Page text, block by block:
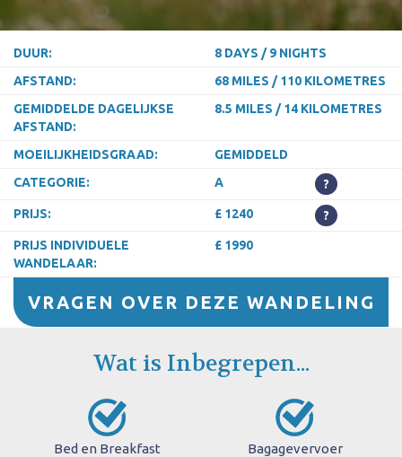
DUUR:
8 DAYS / 9 NIGHTS
AFSTAND:
68 MILES / 110 KILOMETRES
GEMIDDELDE DAGELIJKSE
AFSTAND:
8.5 MILES / 14 KILOMETRES
MOEILIJKHEIDSGRAAD:
GEMIDDELD
CATEGORIE:
A ?
PRIJS: £ 1240 ?
PRIJS INDIVIDUELE
WANDELAAR:
£ 1990
VRAGEN OVER DEZE WANDELING
Wat is Inbegrepen...
Bed en Breakfast Bagagevervoer